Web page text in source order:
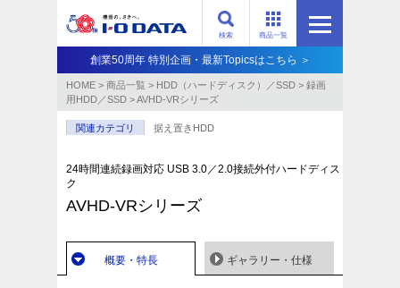
商品一覧
検索
創業50周年 特別企画・最新Topicsはこちら ＞
HOME > 商品一覧 > HDD（ハードディスク）／SSD > 録画
用HDD／SSD >AVHD-VRシリーズ
関連カテゴリ 据え置きHDD
24時間連続録画対応 USB 3.0／2.0接続外付ハードディス
ク
AVHD-VRシリーズ
概要・特長 ギャラリー・仕様